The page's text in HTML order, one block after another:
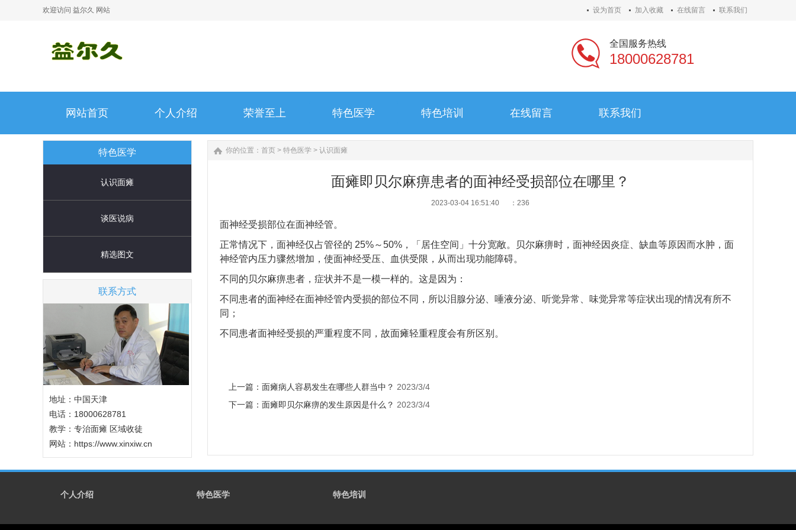
欢迎访问 益尔久 网站 设为首页 加入收藏 在线留言 联系我们
全国服务热线
18000628781
网站首页 个人介绍 荣誉至上 特色医学 特色培训 在线留言 联系我们
特色医学
认识面瘫
谈医说病
精选图文
联系方式
地址：中国天津
电话：18000628781
教学：专治面瘫 区域收徒
网站： https://www.xinxiw.cn
你的位置： 首页 > 特色医学 > 认识面瘫
面瘫即贝尔麻痹患者的面神经受损部位在哪里？
2023-03-04 16:51:40 ： 236
面神经受损部位在面神经管。
正常情况下，面神经仅占管径的 25%～50% ，「居住空间」十分宽敞。贝尔麻痹时，面神经因炎症、缺血等原因而水肿，面
神经管内压力骤然增加，使面神经受压、血供受限，从而出现功能障碍。
不同的贝尔麻痹患者，症状并不是一模一样的。这是因为：
不同患者的面神经在面神经管内受损的部位不同，所以泪腺分泌、唾液分泌、听觉异常、味觉异常等症状出现的情况有所不
同；
不同患者面神经受损的严重程度不同，故面瘫轻重程度会有所区别。
上一篇： 面瘫病人容易发生在哪些人群当中？ 2023/3/4
下一篇： 面瘫即贝尔麻痹的发生原因是什么？ 2023/3/4
个人介绍 特色医学 特色培训